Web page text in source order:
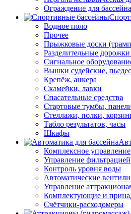
Ограждение для бассейна
Водное поло
Прочее
Прыжковые доски
Разделительные дорожки
Cигнальное
Вышки судейские,
Крепёж, анкера
Скамейки, лавки
Спасательные средства
Стартовые тумбы,
Стеллажи, полки,
Табло результатов, часы
Шкафы
Комплексное управление
Управление фильтрацией
Контроль уровня воды
Автоматические
Управление
Комплектующие и
Счётчики-расходомеры